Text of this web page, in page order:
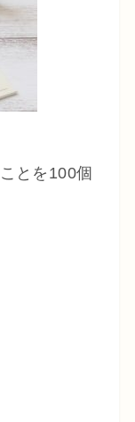
とを100個